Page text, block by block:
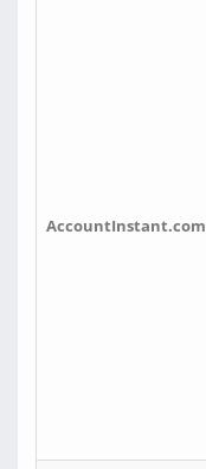
AccountInstant.com